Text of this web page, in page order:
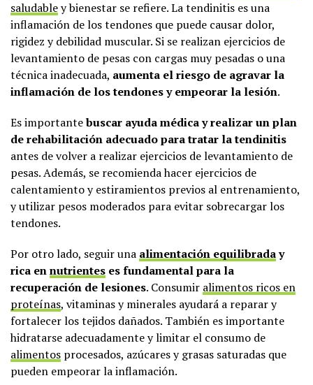
saludabley bienestar se refiere. La tendinitis es una
inflamación de los tendones que puede causar dolor,
rigidez y debilidad muscular. Si se realizan ejercicios de
levantamiento de pesas con cargas muy pesadas o una
técnica inadecuada, aumenta el riesgo de agravar la
inflamación de los tendones y empeorar la lesión.
Es importantebuscar ayuda médica y realizar un plan
de rehabilitación adecuado para tratar la tendinitis
antes de volver a realizar ejercicios de levantamiento de
pesas. Además, se recomienda hacer ejercicios de
calentamiento y estiramientos previos al entrenamiento,
y utilizar pesos moderados para evitar sobrecargar los
tendones.
Por otro lado, seguir una alimentación equilibraday
rica ennutrientes es fundamental para la
recuperación de lesiones. Consumir alimentos ricos en
proteínas, vitaminas y minerales ayudará a reparar y
fortalecer los tejidos dañados. También es importante
hidratarse adecuadamente y limitar el consumo de
alimentos procesados, azúcares y grasas saturadas que
pueden empeorar la inflamación.